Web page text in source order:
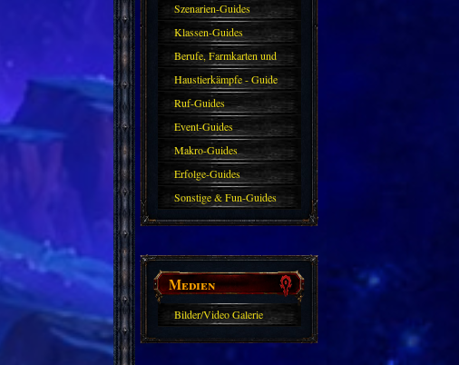
Szenarien-Guides
Klassen-Guides
Berufe, Farmkarten und
Haustiere
Haustierkämpfe - Guide
Ruf-Guides
Event-Guides
Makro-Guides
Erfolge-Guides
Sonstige & Fun-Guides
Medien
Bilder/Video Galerie